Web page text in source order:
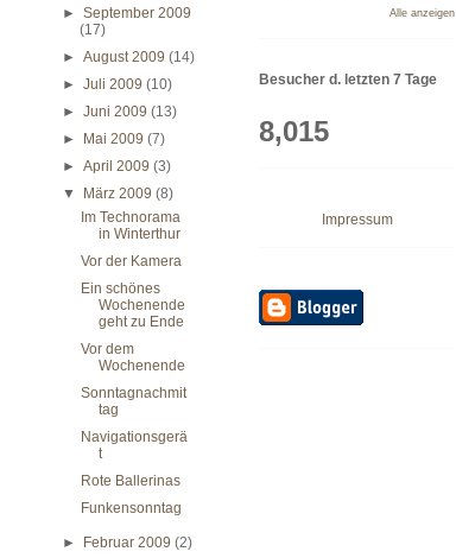
►September 2009
(17)
►August 2009(14)
►Juli 2009(10)
►Juni 2009(13)
►
Mai 2009(7)
►April 2009(3)
▼
März 2009(8)
Im Technorama
in Winterthur
Vor der Kamera
Ein schönes
Wochenende
geht zu Ende
Vor dem
Wochenende
Sonntagnachmit
tag
Navigationsgerä
t
Rote Ballerinas
Funkensonntag
► Februar 2009(2)
Alle anzeigen
Besucher d. letzten 7 Tage
8,015
Impressum